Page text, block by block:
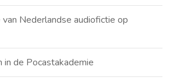
Nederlandse audiofictie op
in de Pocastakademie